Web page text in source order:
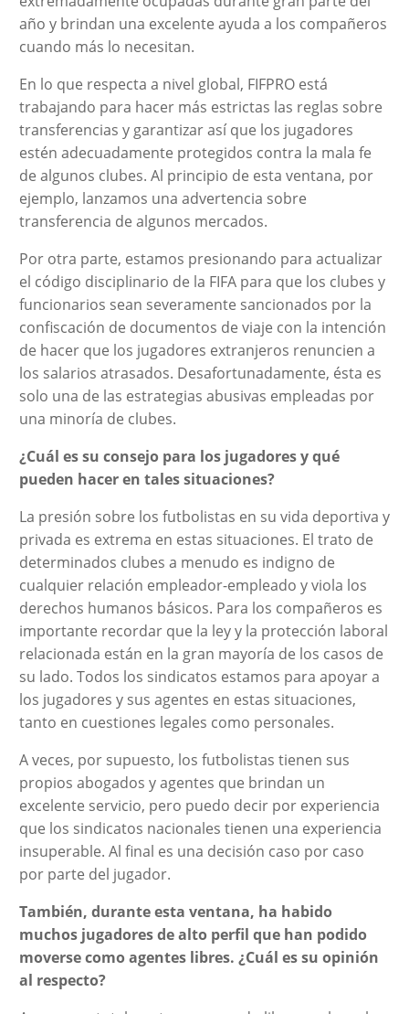
año y brindan una excelente ayuda a los compañeros
cuando más lo necesitan.
En lo que respecta a nivel global, FIFPRO está
trabajando para hacer más estrictas las reglas sobre
transferencias y garantizar así que los jugadores
estén adecuadamente protegidos contra la mala fe
de algunos clubes. Al principio de esta ventana, por
ejemplo, lanzamos una advertencia sobre
transferencia de algunos mercados.
Por otra parte, estamos presionando para actualizar
el código disciplinario de la FIFA para que los clubes y
funcionarios sean severamente sancionados por la
confiscación de documentos de viaje con la intención
de hacer que los jugadores extranjeros renuncien a
los salarios atrasados. Desafortunadamente, ésta es
solo una de las estrategias abusivas empleadas por
una minoría de clubes.
¿Cuál es su consejo para los jugadores y qué
pueden hacer en tales situaciones?
La presión sobre los futbolistas en su vida deportiva y
privada es extrema en estas situaciones. El trato de
determinados clubes a menudo es indigno de
cualquier relación empleador-empleado y viola los
derechos humanos básicos. Para los compañeros es
importante recordar que la ley y la protección laboral
relacionada están en la gran mayoría de los casos de
su lado. Todos los sindicatos estamos para apoyar a
los jugadores y sus agentes en estas situaciones,
tanto en cuestiones legales como personales.
A veces, por supuesto, los futbolistas tienen sus
propios abogados y agentes que brindan un
excelente servicio, pero puedo decir por experiencia
que los sindicatos nacionales tienen una experiencia
insuperable. Al final es una decisión caso por caso
por parte del jugador.
También, durante esta ventana, ha habido
muchos jugadores de alto perfil que han podido
moverse como agentes libres. ¿Cuál es su opinión
al respecto?